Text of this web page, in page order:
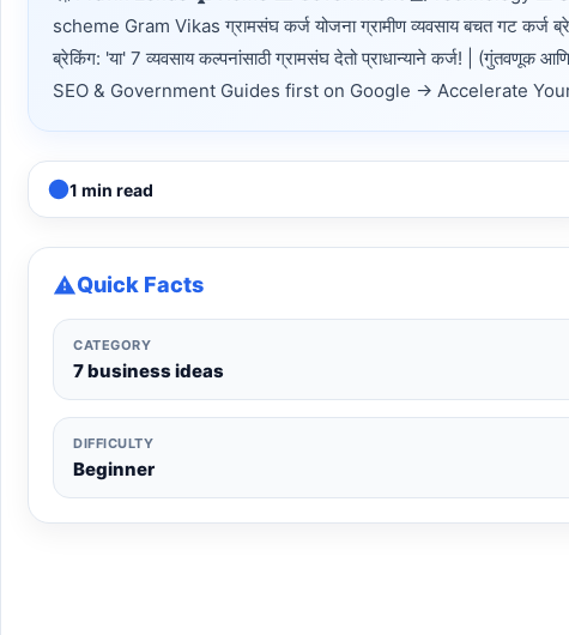
scheme Gram Vikas ग्रामसंघ कर्ज योजना ग्रामीण व्यवसाय बचत गट कर्ज
ब्रेकिंग: 'या' 7 व्यवसाय कल्पनांसाठी ग्रामसंघ देतो प्राधान्याने कर्ज! |
SEO & Government Guides first on Google → Accelerate
1 min read
Quick Facts
CATEGORY
7 business ideas
DIFFICULTY
Beginner